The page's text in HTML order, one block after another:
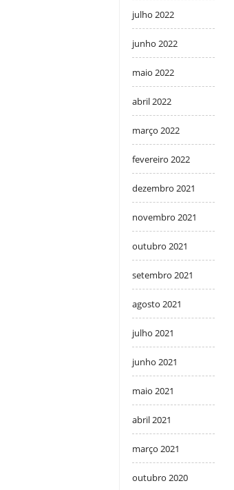
julho 2022
junho 2022
maio 2022
abril 2022
março 2022
fevereiro 2022
dezembro 2021
novembro 2021
outubro 2021
setembro 2021
agosto 2021
julho 2021
junho 2021
maio 2021
abril 2021
março 2021
outubro 2020